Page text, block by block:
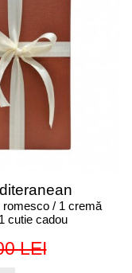
romesco / 1 cremă
cutie cadou
LEI